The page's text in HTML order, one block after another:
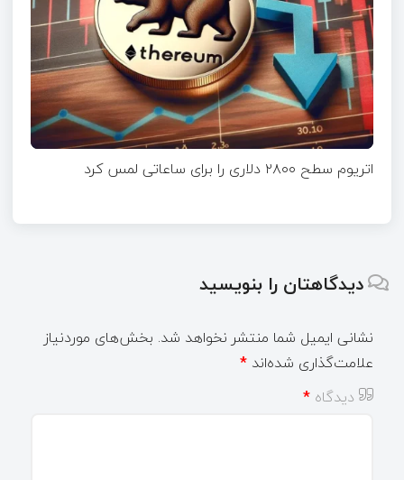
اتریوم سطح ۲۸۰۰ دلاری را برای ساعاتی لمس کرد
دیدگاهتان را بنویسید
نشانی ایمیل شما منتشر نخواهد شد. بخش‌های موردنیاز
علامت‌گذاری شده‌اند *
دیدگاه *